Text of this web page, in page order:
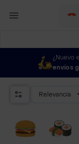
¿Nuevo
envíos
Relevancia